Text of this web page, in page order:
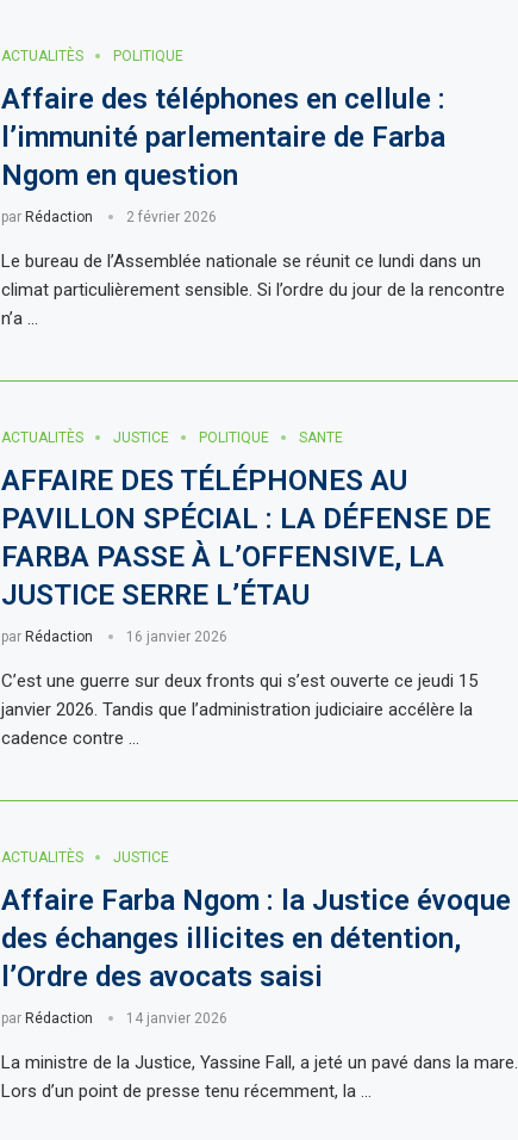
ACTUALITÈS POLITIQUE
Affaire des téléphones en cellule :
l’immunité parlementaire de Farba
Ngom en question
par Rédaction 2 février 2026
Le bureau de l’Assemblée nationale se réunit ce lundi dans un
climat particulièrement sensible. Si l’ordre du jour de la rencontre
n’a …
ACTUALITÈS JUSTICE POLITIQUE SANTE
AFFAIRE DES TÉLÉPHONES AU
PAVILLON SPÉCIAL : LA DÉFENSE DE
FARBA PASSE À L’OFFENSIVE, LA
JUSTICE SERRE L’ÉTAU
par Rédaction 16 janvier 2026
C’est une guerre sur deux fronts qui s’est ouverte ce jeudi 15
janvier 2026. Tandis que l’administration judiciaire accélère la
cadence contre …
ACTUALITÈS JUSTICE
Affaire Farba Ngom : la Justice évoque
des échanges illicites en détention,
l’Ordre des avocats saisi
par Rédaction 14 janvier 2026
La ministre de la Justice, Yassine Fall, a jeté un pavé dans la mare.
Lors d’un point de presse tenu récemment, la …